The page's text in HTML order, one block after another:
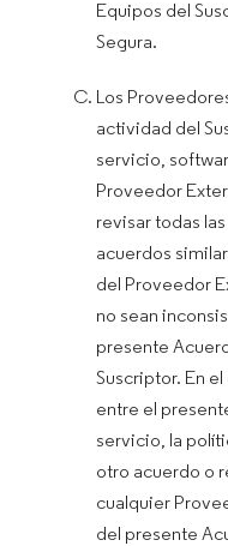
Equipos del
Segura.
Los
actividad del
servicio,
Proveedor
revisar todas
acuerdos
del Proveedor
no sean
presente
Suscriptor. En
entre el
servicio, la
otro acuerdo o
cualquier
del presente